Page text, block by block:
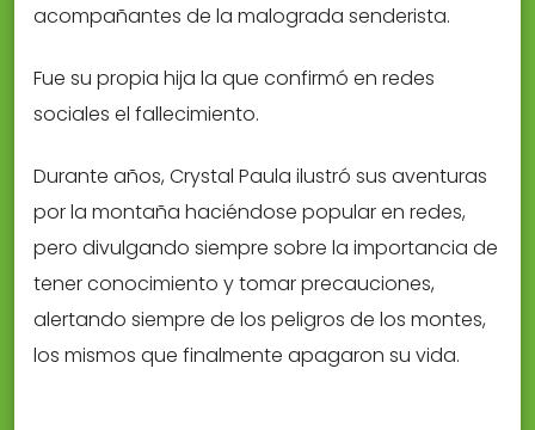
acompañantes de la malograda senderista.
Fue su propia hija la que confirmó en redes
sociales el fallecimiento.
Durante años, Crystal Paula ilustró sus aventuras
por la montaña haciéndose popular en redes,
pero divulgando siempre sobre la importancia de
tener conocimiento y tomar precauciones,
alertando siempre de los peligros de los montes,
los mismos que finalmente apagaron su vida.